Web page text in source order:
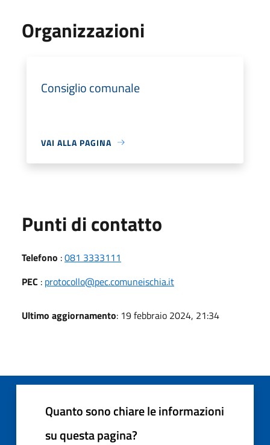
Organizzazioni
Consiglio comunale
VAI ALLA PAGINA
Punti di contatto
Telefono :081 3333111
PEC : protocollo@pec.comuneischia.it
Ultimo aggiornamento: 19 febbraio 2024, 21:34
Quanto sono chiare le informazioni
su questa pagina?